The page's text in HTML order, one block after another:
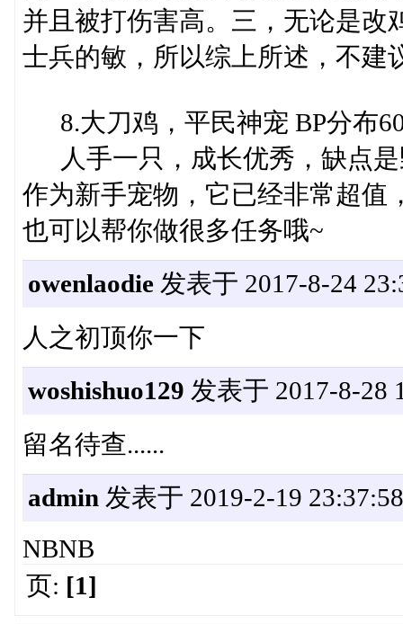
并且被打伤害高。三，无论是改
士兵的敏，所以综上所述，不建
8.大刀鸡，平民神宠 BP分布
人手一只，成长优秀，缺点是
作为新手宠物，它已经非常超值
也可以帮你做很多任务哦~
owenlaodie发表于 2017-8-24
人之初顶你一下
woshishuo129 发表于 2017-8-28
留名待查......
admin 发表于 2019-2-19 23:37:58
NBNB
页: [1]